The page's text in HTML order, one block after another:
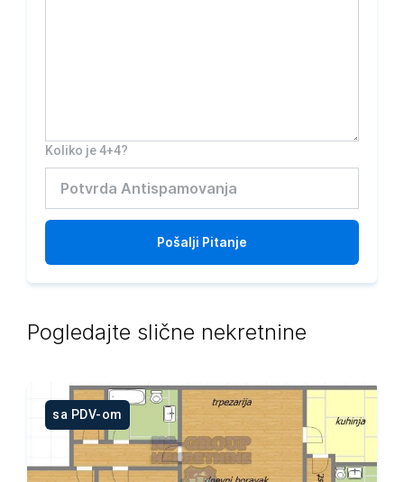
Koliko je 4+4?
Pošalji Pitanje
Pogledajte slične nekretnine
sa PDV-om